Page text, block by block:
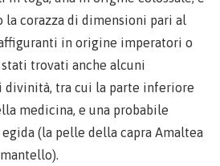
la corazza di dimensioni pari al
in origine imperatori o
trovati anche alcuni
divinità, tra cui la parte inferiore
medicina, e una probabile
(la pelle della capra Amaltea